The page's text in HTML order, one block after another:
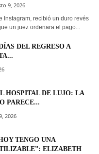
9, 2026
Instagram, recibió un duro revés
un juez ordenara el pago...
DEL REGRESO A
HOSPITAL DE LUJO: LA
PARECE...
2026
TENGO UNA
ELIZABETH